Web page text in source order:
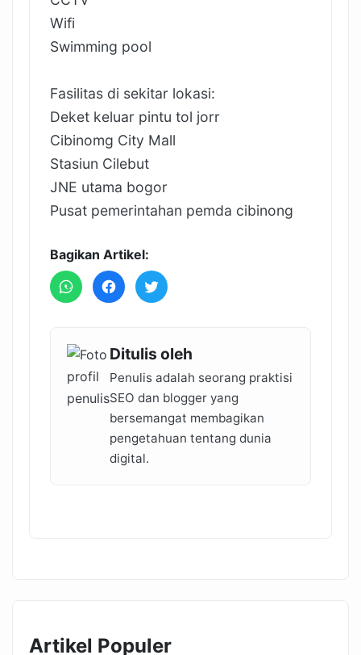
Wifi
Swimming pool
Fasilitas di sekitar lokasi:
Deket keluar pintu tol jorr
Cibinomg City Mall
Stasiun Cilebut
JNE utama bogor
Pusat pemerintahan pemda cibinong
Bagikan Artikel:
Ditulis oleh
Penulis adalah seorang praktisi
SEO dan blogger yang
bersemangat membagikan
pengetahuan tentang dunia
digital.
Artikel Populer